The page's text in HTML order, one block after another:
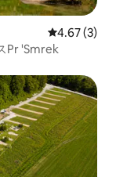
レビュー3
4.67 (3)
Pr 'Smrek